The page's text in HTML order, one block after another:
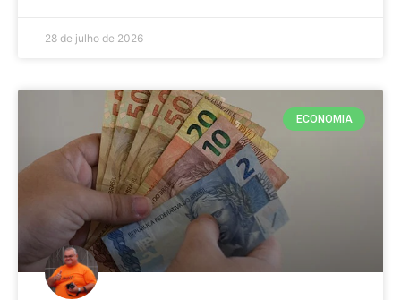
28 de julho de 2026
ECONOMIA